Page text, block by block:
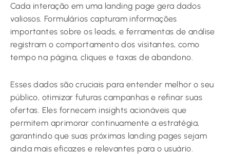
Cada interação em uma landing page gera dados
valiosos. Formulários capturam informações
importantes sobre os leads, e ferramentas de análise
registram o comportamento dos visitantes, como
tempo na página, cliques e taxas de abandono.
Esses dados são cruciais para entender melhor o seu
público, otimizar futuras campanhas e refinar suas
ofertas. Eles fornecem insights acionáveis que
permitem aprimorar continuamente a estratégia,
garantindo que suas próximas landing pages sejam
ainda mais eficazes e relevantes para o usuário.